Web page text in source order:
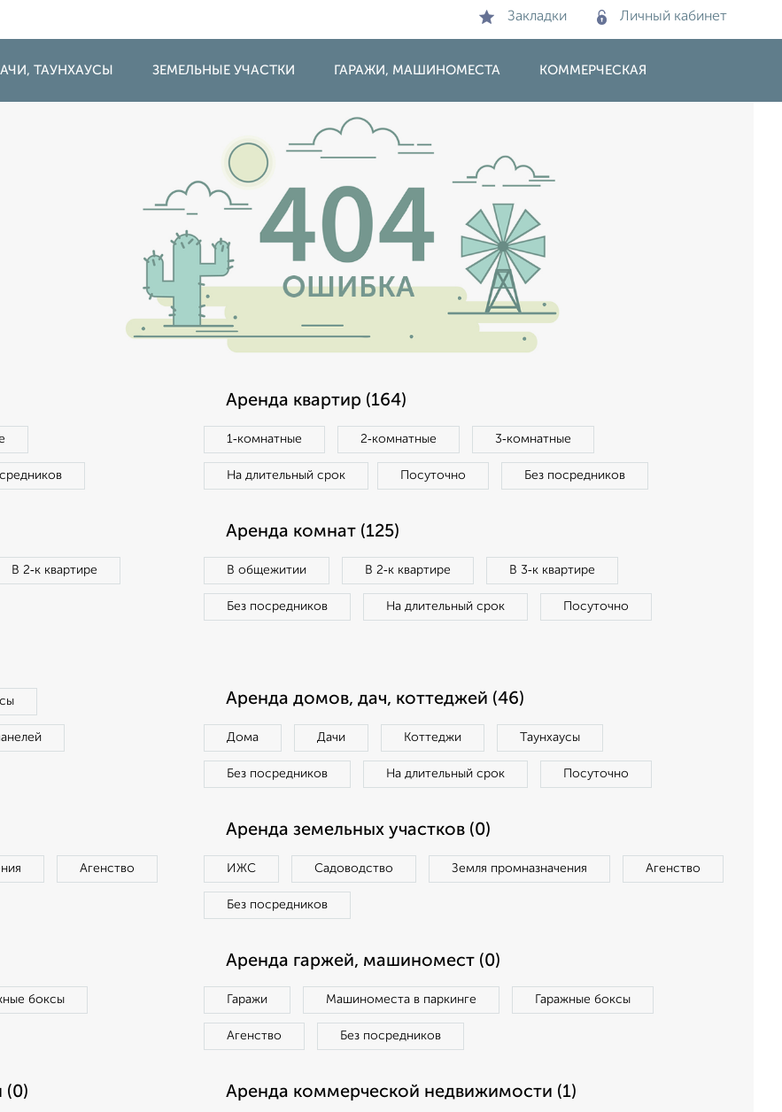
Закладки Личный кабинет
ТАУНХАУСЫ ЗЕМЕЛЬНЫЕ УЧАСТКИ ГАРАЖИ, МАШИНОМЕСТА КОММЕРЧЕСКАЯ
Аренда квартир (164)
1‑комнатные 2‑комнатные 3‑комнатные
На длительный срок Посуточно Без посредников
В 2‑к квартире
Аренда комнат (125)
В общежитии В 2‑к квартире В 3‑к квартире
Без посредников На длительный срок Посуточно
Аренда домов, дач, коттеджей (46)
Дома Дачи Коттеджи Таунхаусы
Без посредников На длительный срок Посуточно
Агенство
Аренда земельных участков (0)
ИЖС Садоводство Земля промназначения Агенство
Без посредников
боксы
Аренда гаржей, машиномест (0)
Гаражи Машиноместа в паркинге Гаражные боксы
Агенство Без посредников
(0) Аренда коммерческой недвижимости (1)